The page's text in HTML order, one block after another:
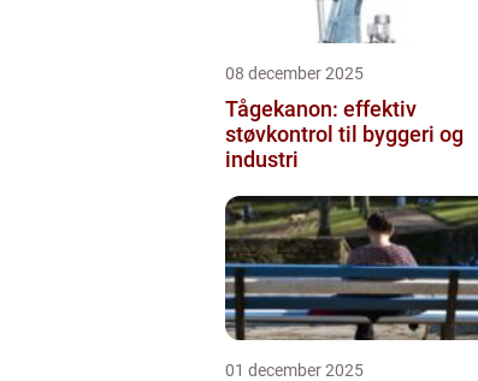
08 december 2025
Tågekanon: effektiv
støvkontrol til byggeri og
industri
01 december 2025